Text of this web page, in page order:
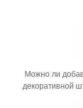
Можно ли
декоративной